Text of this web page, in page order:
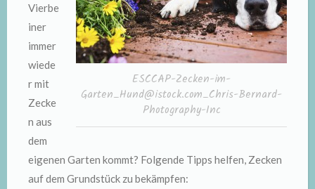
ESCCAP-Zecken-im-
Garten_Hund@istock.com_Chris-Bernard-
Photography-Inc
Vierbe
iner
immer
wiede
r mit
Zecke
n aus
dem
eigenen Garten kommt? Folgende Tipps helfen, Zecken
auf dem Grundstück zu bekämpfen: